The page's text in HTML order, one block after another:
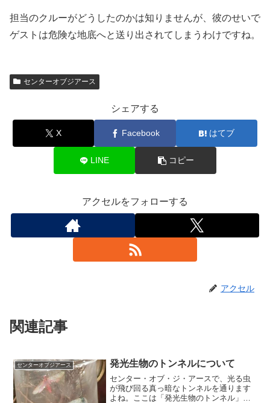
担当のクルーがどうしたのかは知りませんが、彼のせいで
ゲストは危険な地底へと送り出されてしまうわけですね。
センターオブジアース
シェアする
X Facebook はてブ
LINE コピー
アクセルをフォローする
アクセル
関連記事
センターオブジアース 発光生物のトンネルについて
センター・オブ・ジ・アースで、光る虫
が飛び回る真っ暗なトンネルを通ります
よね。ここは「発光生物のトンネル」と